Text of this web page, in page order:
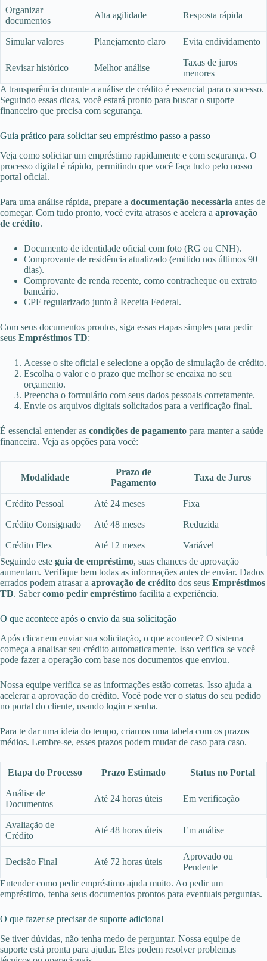
Organizar
documentos
Alta agilidade Resposta rápida
Simular valores Planejamento claro Evita endividamento
Revisar histórico Melhor análise
Taxas de juros
menores
A transparência durante a análise de crédito é essencial para o sucesso.
Seguindo essas dicas, você estará pronto para buscar o suporte
financeiro que precisa com segurança.
Guia prático para solicitar seu empréstimo passo a passo
Veja como solicitar um empréstimo rapidamente e com segurança. O
processo digital é rápido, permitindo que você faça tudo pelo nosso
portal oficial.
Para uma análise rápida, prepare a documentação necessária antes de
começar. Com tudo pronto, você evita atrasos e acelera a aprovação
de crédito.
Documento de identidade oficial com foto (RG ou CNH).
Comprovante de residência atualizado (emitido nos últimos 90
dias).
Comprovante de renda recente, como contracheque ou extrato
bancário.
CPF regularizado junto à Receita Federal.
Com seus documentos prontos, siga essas etapas simples para pedir
seus Empréstimos TD:
Acesse o site oficial e selecione a opção de simulação de crédito.
Escolha o valor e o prazo que melhor se encaixa no seu
orçamento.
Preencha o formulário com seus dados pessoais corretamente.
Envie os arquivos digitais solicitados para a verificação final.
É essencial entender as condições de pagamento para manter a saúde
financeira. Veja as opções para você:
Modalidade
Prazo de
Pagamento
Taxa de Juros
Crédito Pessoal Até 24 meses Fixa
Crédito Consignado Até 48 meses Reduzida
Crédito Flex Até 12 meses
Variável
Seguindo este guia de empréstimo, suas chances de aprovação
aumentam. Verifique bem todas as informações antes de enviar. Dados
errados podem atrasar a aprovação de crédito dos seus Empréstimos
TD. Sabercomo pedir empréstimo facilita a experiência.
O que acontece após o envio da sua solicitação
Após clicar em enviar sua solicitação, o que acontece? O sistema
começa a analisar seu crédito automaticamente. Isso verifica se você
pode fazer a operação com base nos documentos que enviou.
Nossa equipe verifica se as informações estão corretas. Isso ajuda a
acelerar a aprovação do crédito. Você pode ver o status do seu pedido
no portal do cliente, usando login e senha.
Para te dar uma ideia do tempo, criamos uma tabela com os prazos
médios. Lembre-se, esses prazos podem mudar de caso para caso.
Etapa do Processo Prazo Estimado Status no Portal
Análise de
Documentos
Até 24 horas úteis Em verificação
Avaliação de
Crédito
Até 48 horas úteis Em análise
Decisão Final Até 72 horas úteis
Aprovado ou
Pendente
Entender como pedir empréstimo ajuda muito. Ao pedir um
empréstimo, tenha seus documentos prontos para eventuais perguntas.
O que fazer se precisar de suporte adicional
Se tiver dúvidas, não tenha medo de perguntar. Nossa equipe de
suporte está pronta para ajudar. Eles podem resolver problemas